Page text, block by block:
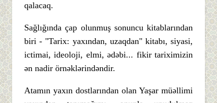
qalacaq.
Sağlığında çap olunmuş sonuncu kitablarından
biri - "Tarix: yaxından, uzaqdan" kitabı, siyasi,
ictimai, ideoloji, elmi, ədəbi... fikir tariximizin
ən nadir örnəklərindəndir.
Atamın yaxın dostlarından olan Yaşar müəllimi